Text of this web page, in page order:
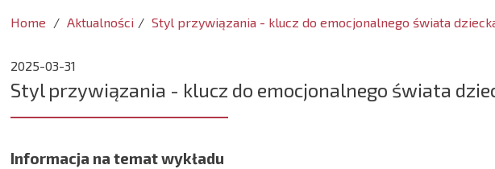
Home Aktualności Styl przywiązania - klucz do emocjonalnego świata
2025-03-31
Styl przywiązania - klucz do emocjonalnego świata
Informacja na temat wykładu